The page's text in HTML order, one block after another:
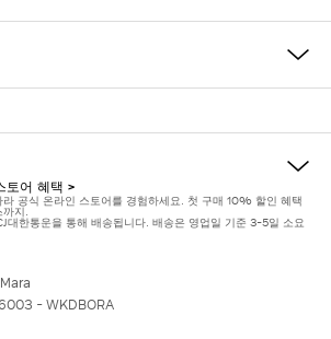
토어 혜택 >
공식 온라인 스토어를 경험하세요. 첫 구매 10% 할인 혜택
지.
대한통운을 통해 배송됩니다. 배송은 영업일 기준 3-5일 소요
- WKDBORA